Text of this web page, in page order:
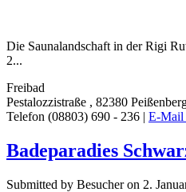
Die Saunalandschaft in der Rigi
2...
Freibad
Pestalozzistraße , 82380
Telefon (08803) 690 - 236 | E-Mail
Badeparadies
Submitted by Besucher on 2.